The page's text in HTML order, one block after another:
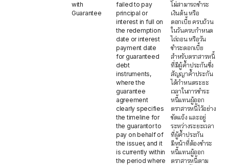
with
Guarantee
failed to pay
principal or
interest in full on
the redemption
date or interest
payment date
for guaranteed
debt
instruments,
where the
guarantee
agreement
clearly specifies
the timeline for
the guarantor to
pay on behalf of
the issuer, and it
is currently within
the period where
ไม่สามารถชำระ
เงินต้น หรือ
ดอกเบี้ย ครบถ้วน
ในวันครบกำหนด
ไถ่ถอน หรือวัน
ชำระดอกเบี้ย
สำหรับตราสารหนี้
ที่มีผู้ค้ำประกันซึ่ง
สัญญาค้ำประกัน
ได้กำหนดระยะ
เวลาในการชำระ
หนี้แทนผู้ออก
ตราสารหนี้ไว้อย่าง
ชัดแจ้ง และอยู่
ระหว่างระยะเวลา
ที่ผู้ค้ำประกัน
มีหน้าที่ต้องชำระ
หนี้แทนผู้ออก
ตราสารหนี้ตาม